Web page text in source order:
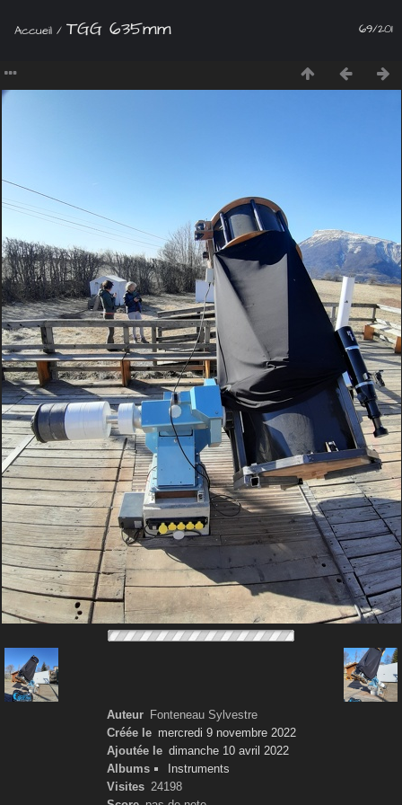
69/201
Accueil / TGG 635mm
Auteur Fonteneau Sylvestre
Créée le mercredi 9 novembre 2022
Ajoutée le dimanche 10 avril 2022
Albums
Instruments
Visites 24198